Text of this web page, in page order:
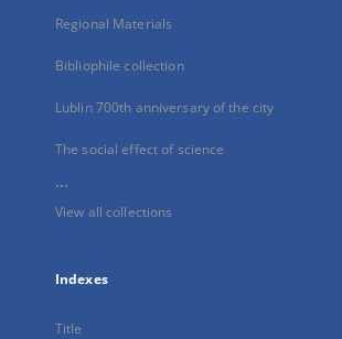
Regional Materials
Bibliophile collection
Lublin 700th anniversary of the city
The social effect of science
...
View all collections
Indexes
Title